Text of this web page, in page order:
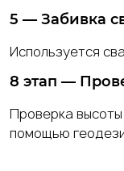
5 — Забивка
Используется
8 этап —
Проверка
помощью